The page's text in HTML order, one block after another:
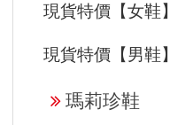
現貨特價【女鞋】
現貨特價【男鞋】
瑪莉珍鞋